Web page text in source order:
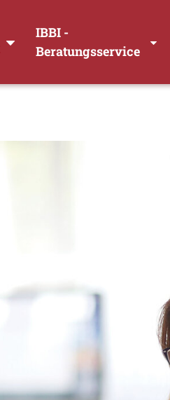
IBBI -
Beratungsservice